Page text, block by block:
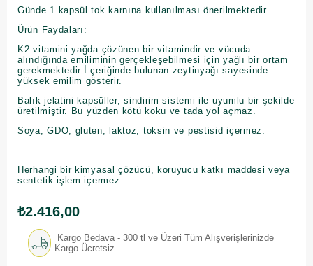
Günde 1 kapsül tok karnına kullanılması önerilmektedir.
Ürün Faydaları:
K2 vitamini yağda çözünen bir vitamindir ve vücuda
alındığında emiliminin gerçekleşebilmesi için yağlı bir ortam
gerekmektedir.İ çeriğinde bulunan zeytinyağı sayesinde
yüksek emilim gösterir.
Balık jelatini kapsüller, sindirim sistemi ile uyumlu bir şekilde
üretilmiştir. Bu yüzden kötü koku ve tada yol açmaz.
Soya, GDO, gluten, laktoz, toksin ve pestisid içermez.
Herhangi bir kimyasal çözücü, koruyucu katkı maddesi veya
sentetik işlem içermez.
₺2.416,00
Kargo Bedava - 300 tl ve Üzeri Tüm Alışverişlerinizde
Kargo Ücretsiz